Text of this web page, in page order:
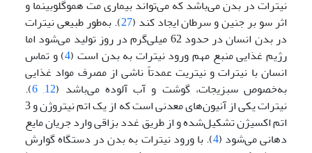
نیترات در بدن می‌باشد که می‌تواند بیماری مت هموگلوبینما و
اثر سو بر جنین و سرطان ایجاد کند (27). به‌طور طبیعی نیترات
در بدن انسان در حدود 62 میلی‌گرم در روز تولید می‌شود اما
رژیم غذایی منبع مهم ورود نیترات به بدن است (4) و تماس
انسان با نیترات و نیتریت عمدتاً ناشی از مصرف مواد غذایی
به‌خصوص سبزیجات، گوشت و آب آلوده می‌باشد (12
,
6
).
نیترات یکی از آنیون‌های معدنی است که از یک اتم نیتروژن و 3
اتم اکسیژن تشکیل‌شده و از طریق غدد بزاقی وارد جریان مایع
دهانی می‌شود (4). با ورود نیترات به بدن در دستگاه گوارش